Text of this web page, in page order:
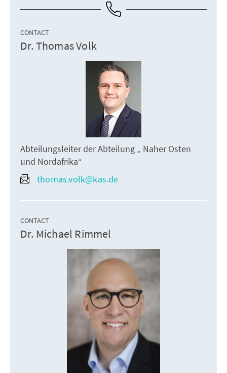
CONTACT
Dr. Thomas Volk
Abteilungsleiter der Abteilung „ Naher Osten
und Nordafrika“
thomas.volk@kas.de
CONTACT
Dr. Michael Rimmel